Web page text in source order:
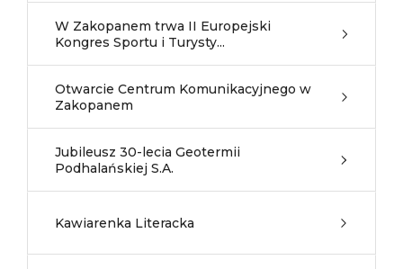
W Zakopanem trwa II Europejski
Kongres Sportu i Turysty...
Otwarcie Centrum Komunikacyjnego w
Zakopanem
Jubileusz 30-lecia Geotermii
Podhalańskiej S.A.
Kawiarenka Literacka